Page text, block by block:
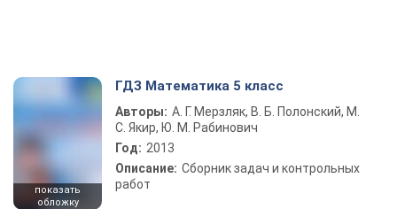
показать
обложку
ГДЗ Математика 5 класс
Авторы: А. Г. Мерзляк, В. Б. Полонский, М.
С. Якир, Ю. М. Рабинович
Год: 2013
Описание: Сборник задач и контрольных
работ